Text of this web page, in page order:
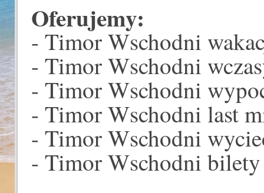
Oferujemy:
- Timor Wschodni
- Timor Wschodni
- Timor Wschodni
- Timor Wschodni last
- Timor Wschodni
- Timor Wschodni